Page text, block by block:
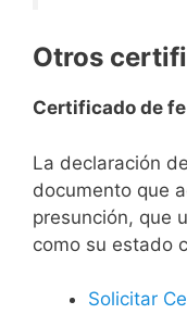
Otros
Certificado de
La declaración
documento que
presunción, que
como su estado
Solicitar